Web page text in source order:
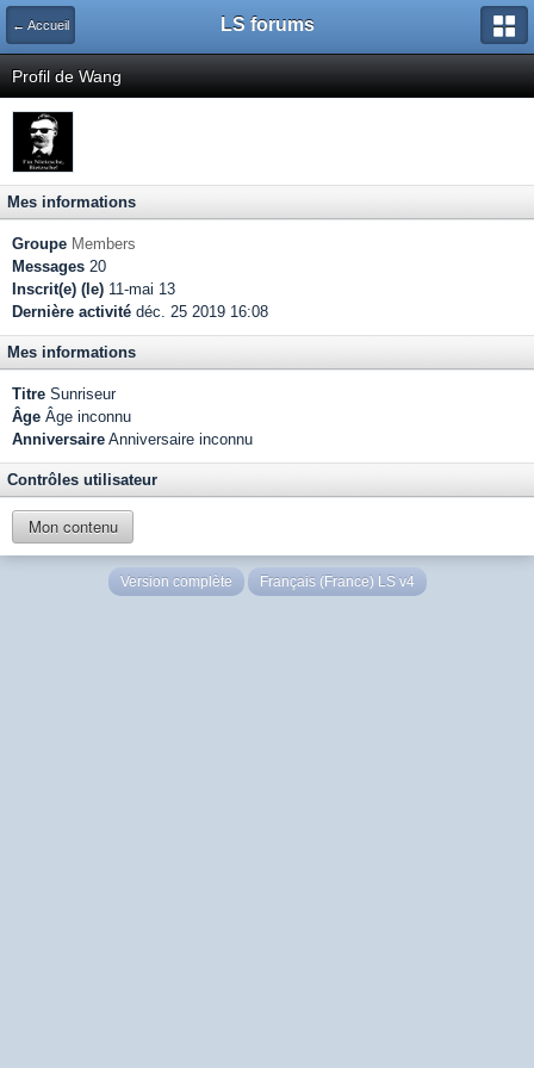
← Accueil LS forums
Profil de Wang
Mes informations
Groupe Members
Messages 20
Inscrit(e) (le) 11-mai 13
Dernière activité déc. 25 2019 16:08
Mes informations
Titre Sunriseur
Âge Âge inconnu
Anniversaire Anniversaire inconnu
Contrôles utilisateur
Mon contenu
Version complète Français (France) LS v4